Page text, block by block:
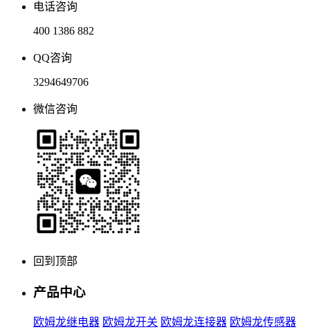
电话咨询
400 1386 882
QQ咨询
3294649706
微信咨询
回到顶部
产品中心
欧姆龙继电器 欧姆龙开关 欧姆龙连接器 欧姆龙传感器